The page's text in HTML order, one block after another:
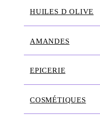
HUILES D OLIVE
AMANDES
EPICERIE
COSMÉTIQUES